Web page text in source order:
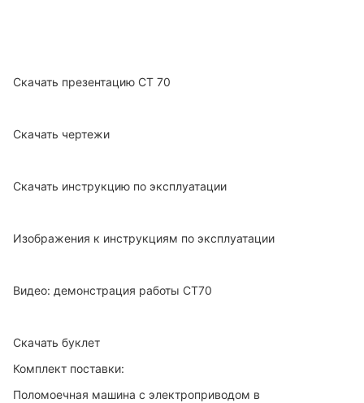
Скачать презентацию CT 70
Скачать чертежи
Скачать инструкцию по эксплуатации
Изображения к инструкциям по эксплуатации
Видео: демонстрация работы CT70
Скачать буклет
Комплект поставки:
Поломоечная машина с электроприводом в